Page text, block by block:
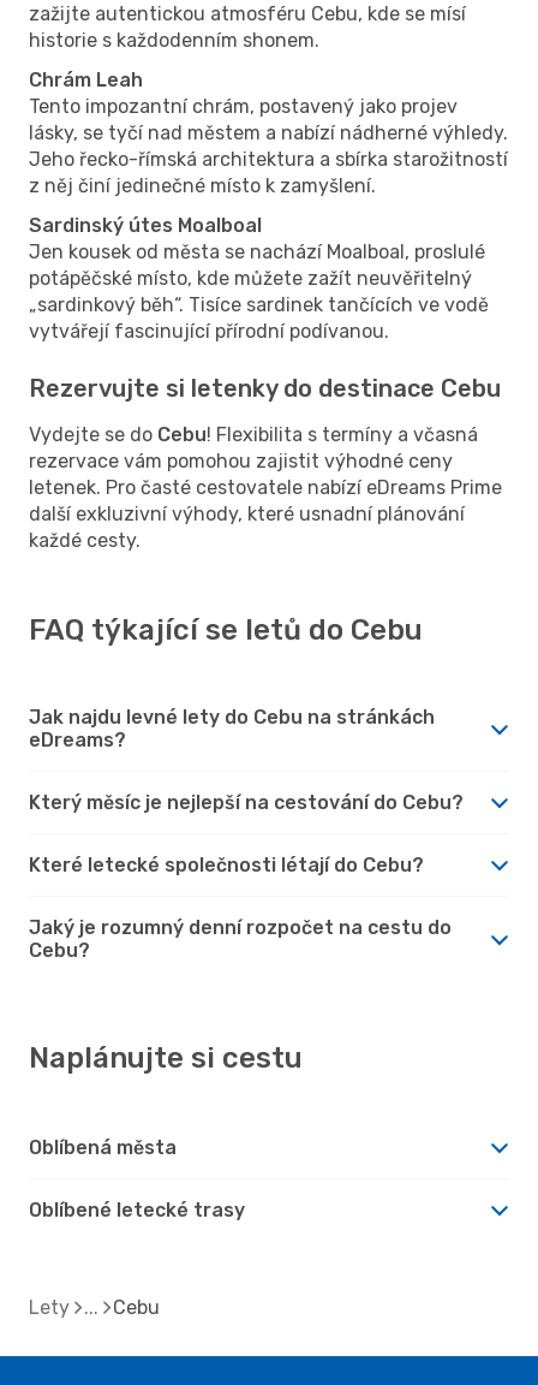
zažijte autentickou atmosféru Cebu, kde se mísí
historie s každodenním shonem.
Chrám Leah
Tento impozantní chrám, postavený jako projev
lásky, se tyčí nad městem a nabízí nádherné výhledy.
Jeho řecko-římská architektura a sbírka starožitností
z něj činí jedinečné místo k zamyšlení.
Sardinský útes Moalboal
Jen kousek od města se nachází Moalboal, proslulé
potápěčské místo, kde můžete zažít neuvěřitelný
„sardinkový běh“. Tisíce sardinek tančících ve vodě
vytvářejí fascinující přírodní podívanou.
Rezervujte si letenky do destinace Cebu
Vydejte se do Cebu! Flexibilita s termíny a včasná
rezervace vám pomohou zajistit výhodné ceny
letenek. Pro časté cestovatele nabízí eDreams Prime
další exkluzivní výhody, které usnadní plánování
každé cesty.
FAQ týkající se letů do Cebu
Jak najdu levné lety do Cebu na stránkách
eDreams?
Který měsíc je nejlepší na cestování do Cebu?
Které letecké společnosti létají do Cebu?
Jaký je rozumný denní rozpočet na cestu do
Cebu?
Naplánujte si cestu
Oblíbená města
Oblíbené letecké trasy
Lety Cebu